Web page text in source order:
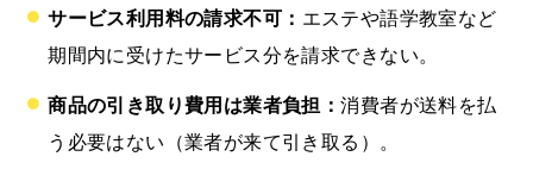
サービス利用料の請求不可： エステや語学教室など
期間内に受けたサービス分を請求できない。
商品の引き取り費用は業者負担：消費者が送料を払
う必要はない（業者が来て引き取る）。